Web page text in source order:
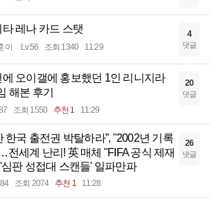
레나 카드 스탯
이 Lv.56 조회 1340 11:29
4
댓글
에 오이갤에 홍보했던 1인 리니지라
해본 후기
조회 1550 추천 1 11:29
20
댓글
한국 출전권 박탈하라”, "2002년 기록
세계 난리! 英 매체 "FIFA 공식 제재
판 성접대 스캔들' 일파만파
조회 2074 추천 1 11:28
26
댓글